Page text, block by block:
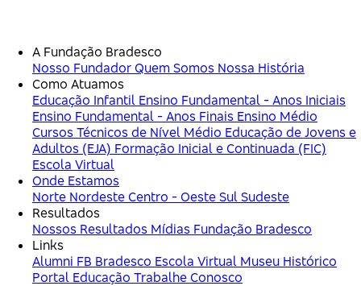
A Fundação Bradesco
Nosso Fundador Quem Somos Nossa História
Como Atuamos
Educação Infantil Ensino Fundamental - Anos Iniciais
Ensino Fundamental - Anos Finais Ensino Médio
Cursos Técnicos de Nível Médio Educação de Jovens e
Adultos (EJA) Formação Inicial e Continuada (FIC)
Escola Virtual
Onde Estamos
Norte Nordeste Centro - Oeste Sul Sudeste
Resultados
Nossos Resultados Mídias Fundação Bradesco
Links
Alumni FB Bradesco Escola Virtual Museu Histórico
Portal Educação Trabalhe Conosco